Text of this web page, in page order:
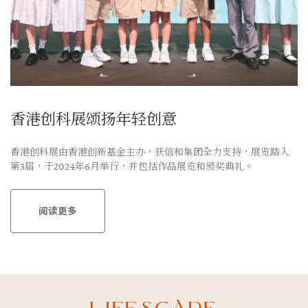
香港创科展颂扬年轻创意
香港创科展由香港创新基金主办，获信和集团全力支持，展览踏入
第3届，于2024年6月举行，并包括作品展览和颁奖典礼。
阅读更多